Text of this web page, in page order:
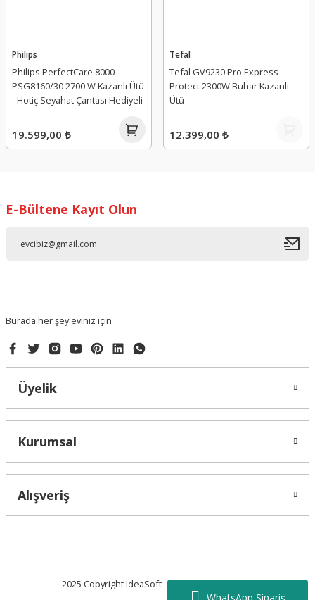
WhatsApp Sipariş
Philips
Philips PerfectCare 8000
PSG8160/30 2700 W Kazanlı Ütü
- Hotiç Seyahat Çantası Hediyeli
19.599,00 ₺
Tefal
Tefal GV9230 Pro Express
Protect 2300W Buhar Kazanlı
Ütü
12.399,00 ₺
E-Bültene Kayıt Olun
Burada her şey eviniz için
Üyelik
Kurumsal
Alışveriş
2025 Copyright IdeaSoft - Tüm Hakları Saklıdır.